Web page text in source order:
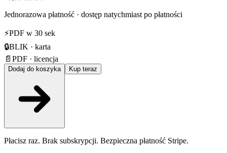
Jednorazowa płatność · dostęp natychmiast po płatności
⚡PDF w 30 sek
🔒BLIK · karta
📄 PDF · licencja
Dodaj do koszyka Kup teraz
Płacisz raz. Brak subskrypcji. Bezpieczna płatność Stripe.